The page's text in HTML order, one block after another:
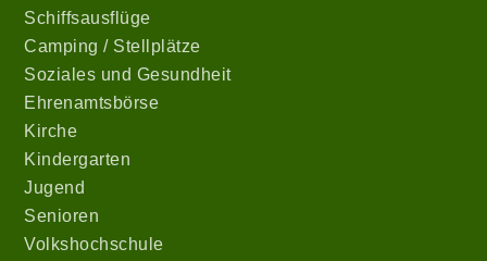
Schiffsausflüge
Camping / Stellplätze
Soziales und Gesundheit
Ehrenamtsbörse
Kirche
Kindergarten
Jugend
Senioren
Volkshochschule